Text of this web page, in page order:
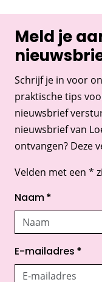
Meld je
Schrijf je in voor
praktische tips
nieuwsbrief
nieuwsbrief van
ontvangen? Deze
Velden met een *
Naam *
E-mailadres *